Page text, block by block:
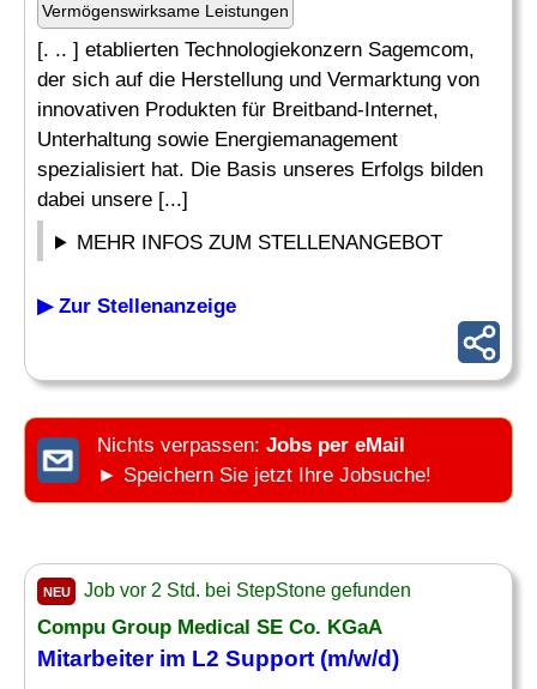
Vermögenswirksame Leistungen
[. .. ] etablierten Technologiekonzern Sagemcom,
der sich auf die Herstellung und Vermarktung von
innovativen Produkten für Breitband-Internet,
Unterhaltung sowie Energiemanagement
spezialisiert hat. Die Basis unseres Erfolgs bilden
dabei unsere [...]
MEHR INFOS ZUM STELLENANGEBOT
▶ Zur Stellenanzeige
Nichts verpassen: Jobs per eMail
► Speichern Sie jetzt Ihre Jobsuche!
NEU Job vor 2 Std. bei StepStone gefunden
Compu Group Medical SE Co. KGaA
Mitarbeiter im L2 Support (m/w/d)